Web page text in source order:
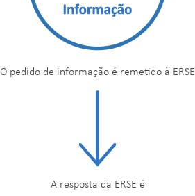
O pedido de informação é remetido à ERSE
A resposta da ERSE é